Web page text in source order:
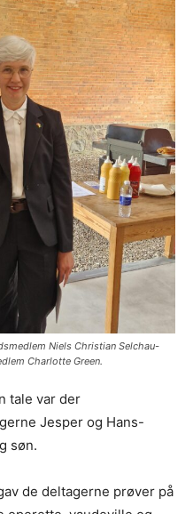
Niels Christian Selchau-
Charlotte Green.
tale var der
Jesper og Hans-
søn.
de deltagerne prøver på